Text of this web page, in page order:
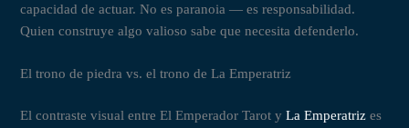
capacidad de actuar. No es paranoia — es responsabilidad.
Quien construye algo valioso sabe que necesita defenderlo.
El trono de piedra vs. el trono de La Emperatriz
El contraste visual entre El Emperador Tarot yLa Emperatriz es